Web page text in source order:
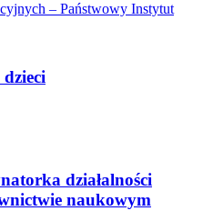
– Państwowy Instytut
działalności
naukowym